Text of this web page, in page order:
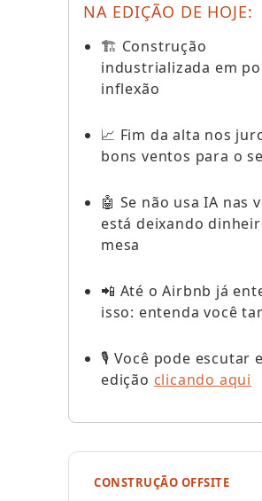
NA EDIÇÃO DE HOJE:
🏗️ Construção
industrializada em
inflexão
📈 Fim da alta nos
bons ventos para o
🤖 Se não usa IA nas
está deixando
mesa
📲 Até o Airbnb já
isso: entenda você
🎙️ Você pode escutar
edição clicando aqui
CONSTRUÇÃO OFFSITE